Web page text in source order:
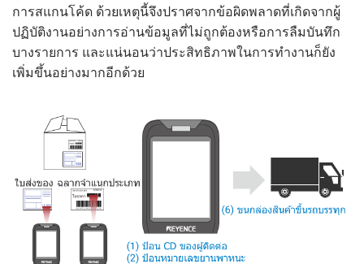
การสแกนโค้ด ด้วยเหตุนี้จึงปราศจากข้อผิดพลาดที่เกิดจากผู้
ปฏิบัติงานอย่างการอ่านข้อมูลที่ไม่ถูกต้องหรือการลืมบันทึก
บางรายการ และแน่นอนว่าประสิทธิภาพในการทำงานก็ยัง
เพิ่มขึ้นอย่างมากอีกด้วย